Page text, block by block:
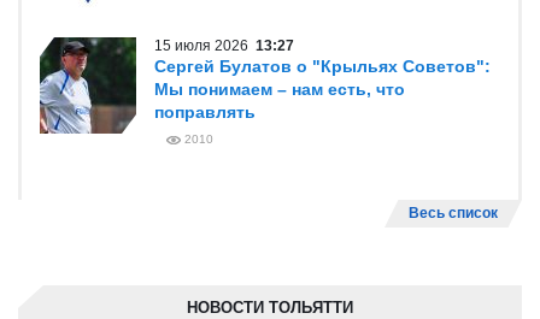
15 июля 2026 13:27
Сергей Булатов о "Крыльях Советов":
Мы понимаем – нам есть, что
поправлять
2010
Весь список
НОВОСТИ ТОЛЬЯТТИ